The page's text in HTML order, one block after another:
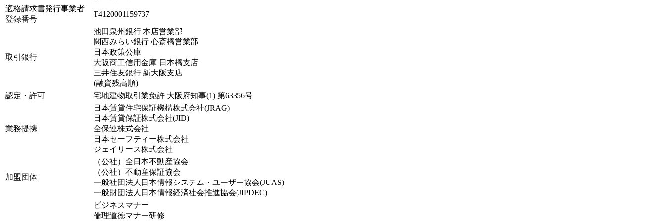
適格請求書発行事業者
登録番号
T4120001159737
取引銀行
池田泉州銀行 本店営業部
関西みらい銀行 心斎橋営業部
日本政策公庫
大阪商工信用金庫 日本橋支店
三井住友銀行 新大阪支店
(融資残高順)
認定・許可
宅地建物取引業免許 大阪府知事(1) 第63356号
業務提携
日本賃貸住宅保証機構株式会社(JRAG)
日本賃貸保証株式会社(JID)
全保連株式会社
日本セーフティー株式会社
ジェイリース株式会社
加盟団体
（公社）全日本不動産協会
（公社）不動産保証協会
一般社団法人日本情報システム・ユーザー協会(JUAS)
一般財団法人日本情報経済社会推進協会(JIPDEC)
ビジネスマナー
倫理道徳マナー研修